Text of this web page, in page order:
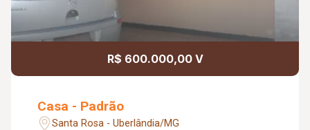
R$ 600.000,00 V
Casa - Padrão
Santa Rosa - Uberlândia/MG